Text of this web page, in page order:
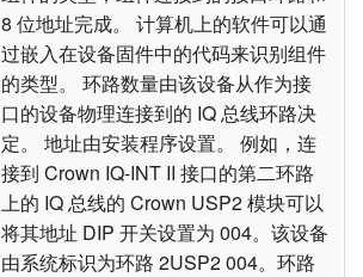
8 位地址完成。 计算机上的软件可以通
过嵌入在设备固件中的代码来识别组件
的类型。 环路数量由该设备从作为接
口的设备物理连接到的 IQ 总线环路决
定。 地址由安装程序设置。 例如，连
接到 Crown IQ-INT II 接口的第二环路
上的 IQ 总线的 Crown USP2 模块可以
将其地址 DIP 开关设置为 004。该设备
由系统标识为环路 2USP2 004。环路